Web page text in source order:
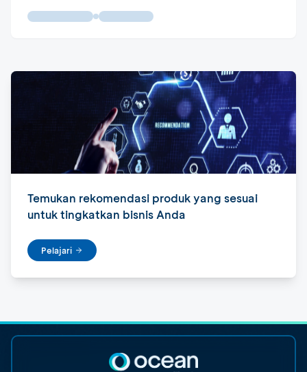
Temukan rekomendasi produk yang sesuai
untuk tingkatkan bisnis Anda
Pelajari